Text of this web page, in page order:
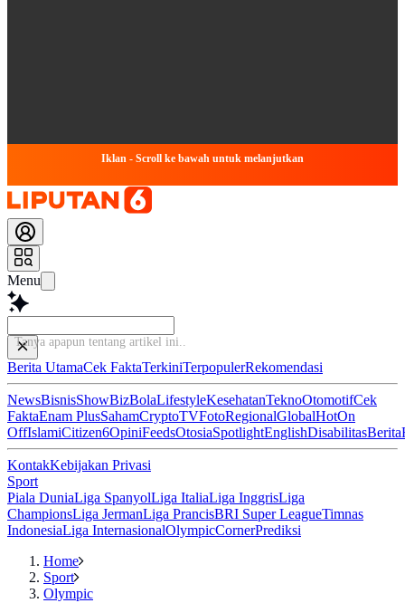
Iklan - Scroll ke bawah untuk melanjutkan
Menu
Tanya apapun tentang artikel
Berita UtamaCek FaktaTerkiniTerpopulerRekomendasi
NewsBisnisShowBizBolaLifestyleKesehatanTeknoOtomotifCek
FaktaEnam PlusSahamCryptoTVFotoRegionalGlobalHotOn
OffIslamiCitizen6OpiniFeedsOtosiaSpotlightEnglishDisabilitasBerita
KontakKebijakan Privasi
Sport
Piala DuniaLiga SpanyolLiga ItaliaLiga InggrisLiga
ChampionsLiga JermanLiga PrancisBRI Super LeagueTimnas
IndonesiaLiga InternasionalOlympicCornerPrediksi
Home
Sport
Olympic